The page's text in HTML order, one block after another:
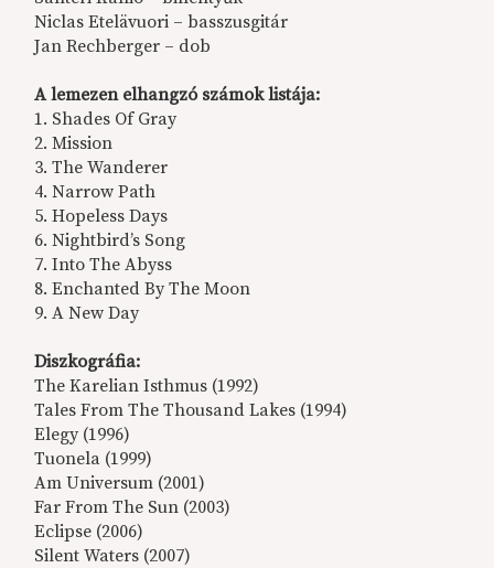
Niclas Etelävuori – basszusgitár
Jan Rechberger – dob
A lemezen elhangzó számok listája:
1. Shades Of Gray
2. Mission
3. The Wanderer
4. Narrow Path
5. Hopeless Days
6. Nightbird’s Song
7. Into The Abyss
8. Enchanted By The Moon
9. A New Day
Diszkográfia:
The Karelian Isthmus (1992)
Tales From The Thousand Lakes (1994)
Elegy (1996)
Tuonela (1999)
Am Universum (2001)
Far From The Sun (2003)
Eclipse (2006)
Silent Waters (2007)